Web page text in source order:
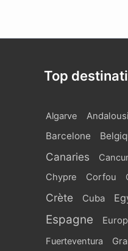
Top
Algarve
Barcelone
Canaries
Chypre Corfou
Crète Cuba
Espagne
Fuerteventura